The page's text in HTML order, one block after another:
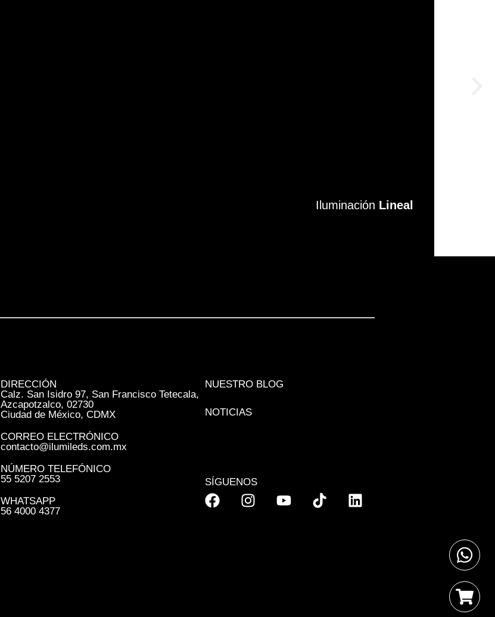
Iluminación Lineal
Iluminación Lineal
DIRECCIÓN
Calz. San Isidro 97, San Francisco Tetecala,
Azcapotzalco, 02730
Ciudad de México, CDMX
CORREO ELECTRÓNICO
contacto@ilumileds.com.mx
NÚMERO TELEFÓNICO
55 5207 2553
WHATSAPP
56 4000 4377
NUESTRO BLOG
NOTICIAS
SÍGUENOS